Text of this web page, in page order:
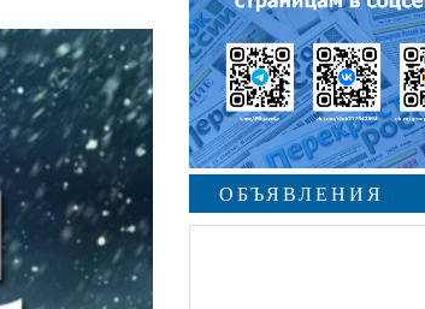
ОБЪЯВЛЕНИЯ